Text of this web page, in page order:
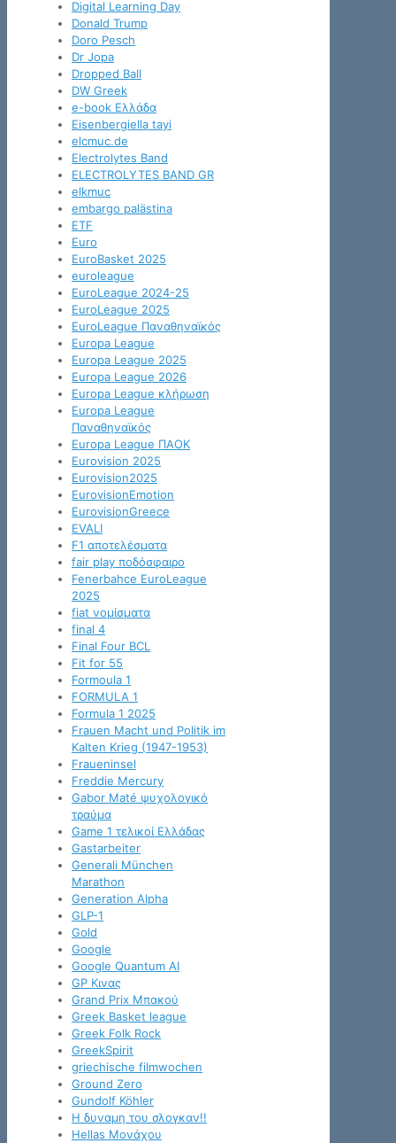
Digital Learning Day
Donald Trump
Doro Pesch
Dr Jopa
Dropped Ball
DW Greek
e-book Ελλάδα
Eisenbergiella tayi
elcmuc.de
Electrolytes Band
ELECTROLYTES BAND GR
elkmuc
embargo palästina
ETF
Euro
EuroBasket 2025
euroleague
EuroLeague 2024-25
EuroLeague 2025
EuroLeague Παναθηναϊκός
Europa League
Europa League 2025
Europa League 2026
Europa League κλήρωση
Europa League
Παναθηναϊκός
Europa League ΠΑΟΚ
Eurovision 2025
Eurovision2025
EurovisionEmotion
EurovisionGreece
EVALI
F1 αποτελέσματα
fair play ποδόσφαιρο
Fenerbahce EuroLeague
2025
fiat νομίσματα
final 4
Final Four BCL
Fit for 55
Formoula 1
FORMULA 1
Formula 1 2025
Frauen Macht und Politik im
Kalten Krieg (1947-1953)
Fraueninsel
Freddie Mercury
Gabor Maté ψυχολογικό
τραύμα
Game 1 τελικοί Ελλάδας
Gastarbeiter
Generali München
Marathon
Generation Alpha
GLP-1
Gold
Google
Google Quantum AI
GP Κινας
Grand Prix Μπακού
Greek Basket league
Greek Folk Rock
GreekSpirit
griechische filmwochen
Ground Zero
Gundolf Köhler
H δυναμη του σλογκαν!!
Hellas Μονάχου